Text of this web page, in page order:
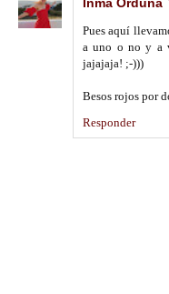
Pues aquí
a uno o no y a
jajajaja! ;-)))
Besos rojos por
Responder